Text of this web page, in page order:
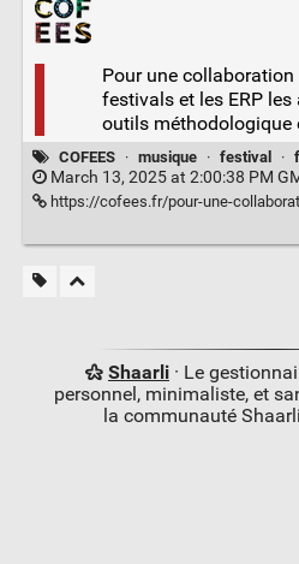
Pour une
festivals et les ERP
outils méthodologique
COFEES · musique · festival ·
March 13, 2025 at 2:00:38 PM
https://cofees.fr/pour-une-collaboration-efficace-entre-les-festivals-et-les-erp-
Shaarli· Le
personnel, minimaliste, et
la communauté Shaarli